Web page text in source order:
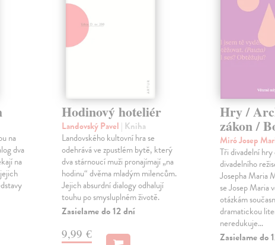
na
dva
na
Hodinový hoteliér
Landovský Pavel | Kniha
Landovského kultovní hra se
odehrává ve zpustlém bytě, který
dva stárnoucí muži pronajímají „na
hodinu“ dvěma mladým milencům.
Jejich absurdní dialogy odhalují
touhu po smysluplném životě.
Zasielame do 12 dní
9,99 €
Hry /
zákon /
Miró Josep
Tři divadelní
divadelního
Josepha Maria
se Josep Maria
otázkám
dramatickou
neredukuje…
Zasielame do